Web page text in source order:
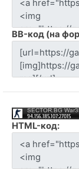
BB-код (на
HTML-код: